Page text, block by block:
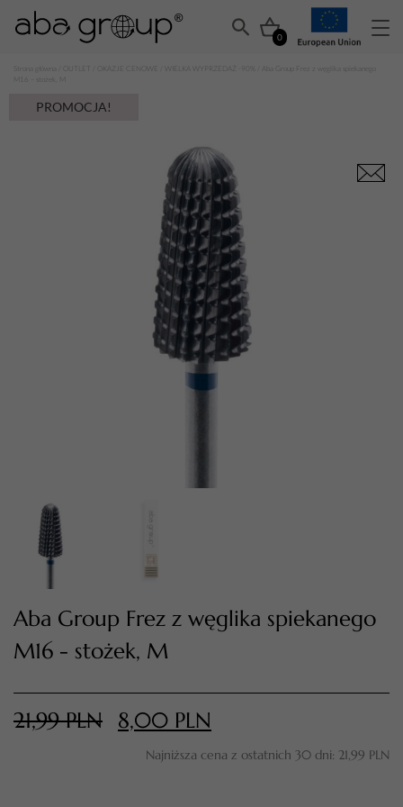
0
PRZEJDŹ DO KOSZYKA
OKAZJE CENOWE WIELKA WYPRZEDAŻ -90%
M16 – stożek, M
PROMOCJA!
Aba Group Frez z węglika spiekanego
M16 - stożek, M
21,99PLN 8,00 PLN
Najniższa cena z ostatnich 30 dni: 21,99 PLN